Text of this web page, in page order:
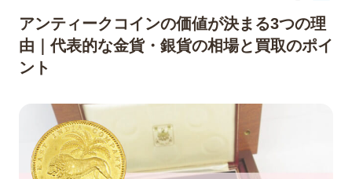
アンティークコインの価値が決まる3つの理
由｜代表的な金貨・銀貨の相場と買取のポイ
ント